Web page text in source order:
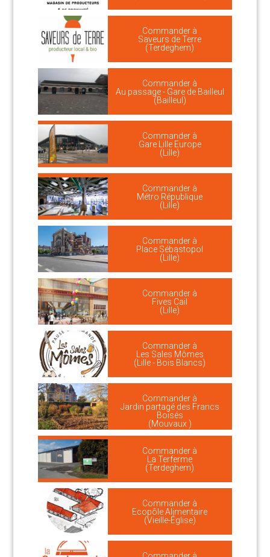
Commander à
Saveurs de Terre
(Terdeghem)
Commander à
Au passage - Gare de Bailleul
(Bailleul)
Commander à
Gare Lille Europe
(Lille)
Commander à
Métro République
(Lille)
Commander à
Place Sébastopol
(Lille)
Commander à
Fives Cail
(Lille)
Commander à
Les Sales Mômes
(Lille - Bois Blancs)
Commander à
Jardin partagé des Francs
Boisés
(Mouvaux )
Commander à
La Terferme
(Terdeghem)
Commander à
Ecopôle Alimentaire
(Vieille-Église)